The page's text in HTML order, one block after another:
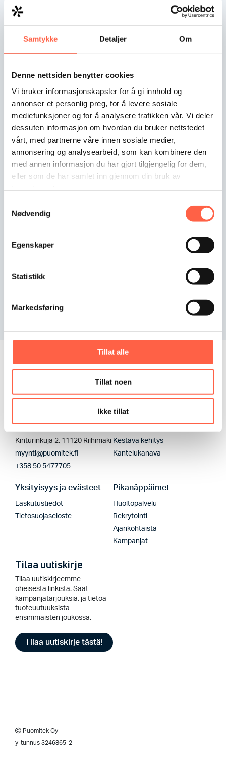
Samtykke Detaljer Om
Denne nettsiden benytter cookies
Vi bruker informasjonskapsler for å gi innhold og
annonser et personlig preg, for å levere sosiale
mediefunksjoner og for å analysere trafikken vår. Vi deler
dessuten informasjon om hvordan du bruker nettstedet
vårt, med partnerne våre innen sosiale medier,
annonsering og analysearbeid, som kan kombinere den
med annen informasjon du har gjort tilgjengelig for dem,
eller som de har samlet inn gjennom din bruk av
Nødvendig
Egenskaper
Statistikk
Markedsføring
Tillat alle
Tillat noen
Ikke tillat
voidaan…
Pyöröportti soveltuu erinomaisesti paikkohin joissa
Pääkonttori
Kinturinkuja 2, 11120 Riihimäki
myynti@puomitek.fi
+358 50 5477705
Kestävyys
Kestävä kehitys
Kantelukanava
Yksityisyys ja evästeet
Laskutustiedot
Tietosuojaseloste
Pikanäppäimet
Huoltopalvelu
Rekrytointi
Ajankohtaista
Kampanjat
Tilaa uutiskirje
Tilaa uutiskirjeemme
oheisesta linkistä. Saat
kampanjatarjouksia, ja tietoa
tuoteuutuuksista
ensimmäisten joukossa.
Tilaa uutiskirje tästä!
Puomitek Oy
y-tunnus 3246865-2